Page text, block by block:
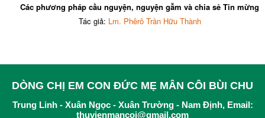
Các phương pháp cầu nguyện, nguyện gẫm và chia sẻ Tin mừng
Tác giả: Lm. Phêrô Trần Hữu Thành
DÒNG CHỊ EM CON ĐỨC MẸ MÂN CÔI BÙI CHU
Trung Linh - Xuân Ngọc - Xuân Trường - Nam Định, Email:
thuvienmancoi@gmail.com